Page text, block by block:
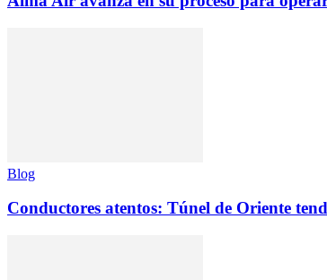
Blog
Conductores atentos: Túnel de Oriente